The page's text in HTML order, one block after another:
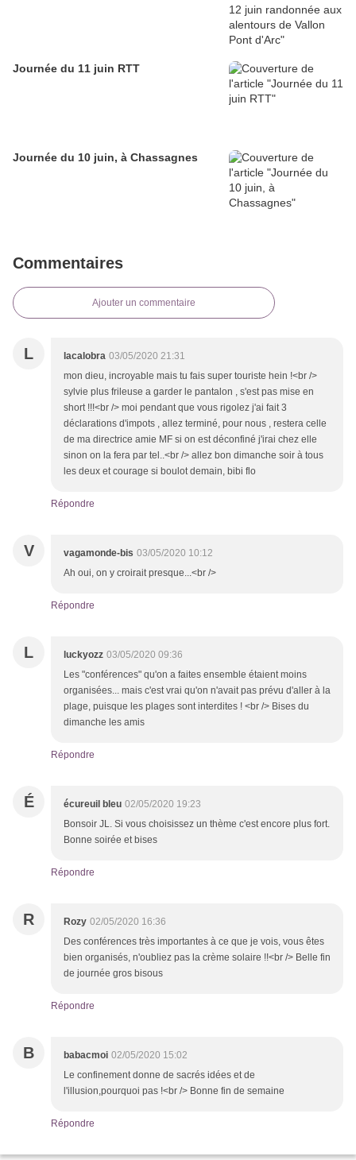
Journée du 11 juin RTT
Journée du 10 juin, à Chassagnes
Commentaires
Ajouter un commentaire
L lacalobra 03/05/2020 21:31
mon dieu, incroyable mais tu fais super touriste hein !<br />
sylvie plus frileuse a garder le pantalon , s'est pas mise en
short !!!<br /> moi pendant que vous rigolez j'ai fait 3
déclarations d'impots , allez terminé, pour nous , restera celle
de ma directrice amie MF si on est déconfiné j'irai chez elle
sinon on la fera par tel..<br /> allez bon dimanche soir à tous
les deux et courage si boulot demain, bibi flo
Répondre
V vagamonde-bis 03/05/2020 10:12
Ah oui, on y croirait presque...<br />
Répondre
L luckyozz 03/05/2020 09:36
Les "conférences" qu'on a faites ensemble étaient moins
organisées... mais c'est vrai qu'on n'avait pas prévu d'aller à la
plage, puisque les plages sont interdites ! <br /> Bises du
dimanche les amis
Répondre
É écureuil bleu 02/05/2020 19:23
Bonsoir JL. Si vous choisissez un thème c'est encore plus fort.
Bonne soirée et bises
Répondre
R Rozy 02/05/2020 16:36
Des conférences très importantes à ce que je vois, vous êtes
bien organisés, n'oubliez pas la crème solaire !!<br /> Belle fin
de journée gros bisous
Répondre
B babacmoi 02/05/2020 15:02
Le confinement donne de sacrés idées et de
l'illusion,pourquoi pas !<br /> Bonne fin de semaine
Répondre